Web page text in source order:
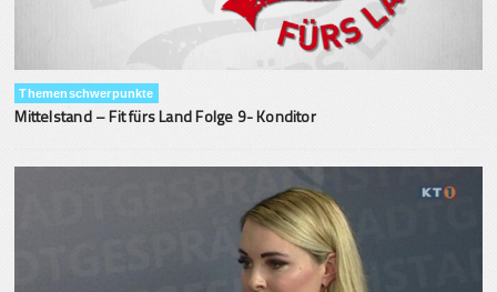
Themenschwerpunkte
Mittelstand – Fit fürs Land Folge 9- Konditor